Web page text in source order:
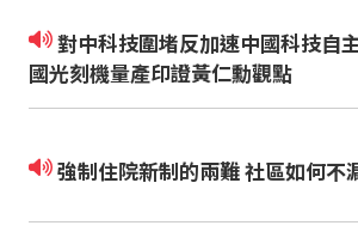
對中科技圍堵反加速中國科技自主？！中
國光刻機量產印證黃仁勳觀點
強制住院新制的兩難 社區如何不